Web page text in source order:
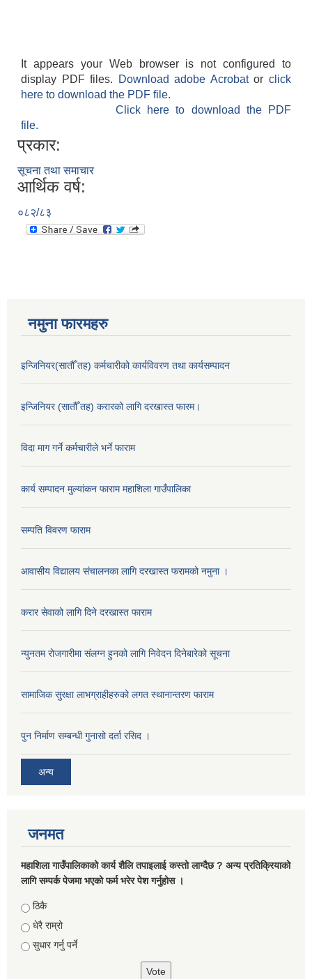
It appears your Web browser is not configured to
display PDF files.
Download adobe Acrobatorclick
here to download the PDF file.
Click here to download the PDF
file.
प्रकार:
सूचना तथा समाचार
आर्थिक वर्ष:
०८२/८३
नमुना फारमहरु
इन्जिनियर(सातौँ तह) कर्मचारीको कार्यविवरण तथा कार्यसम्पादन
इन्जिनियर (सातौँ तह) करारको लागि दरखास्त फारम।
विदा माग गर्ने कर्मचारीले भर्ने फाराम
कार्य सम्पादन मुल्यांकन फाराम महाशिला गाउँपालिका
सम्पति विवरण फाराम
आवासीय विद्यालय संचालनका लागि दरखास्त फरामको नमुना ।
करार सेवाको लागि दिने दरखास्त फाराम
न्युनतम रोजगारीमा संलग्न हुनको लागि निवेदन दिनेबारेको सूचना
सामाजिक सुरक्षा लाभग्राहीहरुको लगत स्थानान्तरण फाराम
पुन निर्माण सम्बन्धी गुनासो दर्ता रसिद ।
अन्य
जनमत
महाशिला गाउँपालिकाको कार्य शैलि तपाइलाई कस्तो लाग्दैछ ? अन्य प्रतिक्रियाको
लागि सम्पर्क पेजमा भएको फर्म भरेर पेश गर्नुहोस ।
Choices
ठिकै
धेरै राम्रो
सुधार गर्नु पर्ने